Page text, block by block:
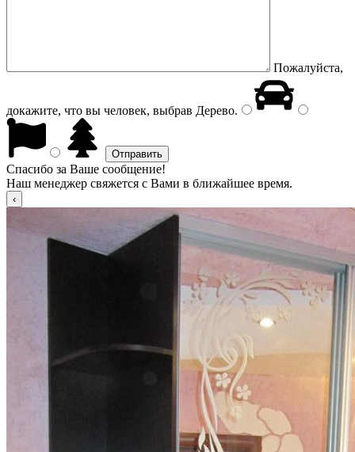
Пожалуйста,
докажите, что вы человек, выбрав Дерево.
Спасибо за Ваше сообщение!
Наш менеджер свяжется с Вами в ближайшее время.